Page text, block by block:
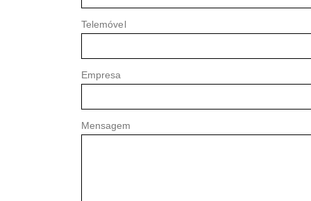
Telemóvel
Empresa
Mensagem